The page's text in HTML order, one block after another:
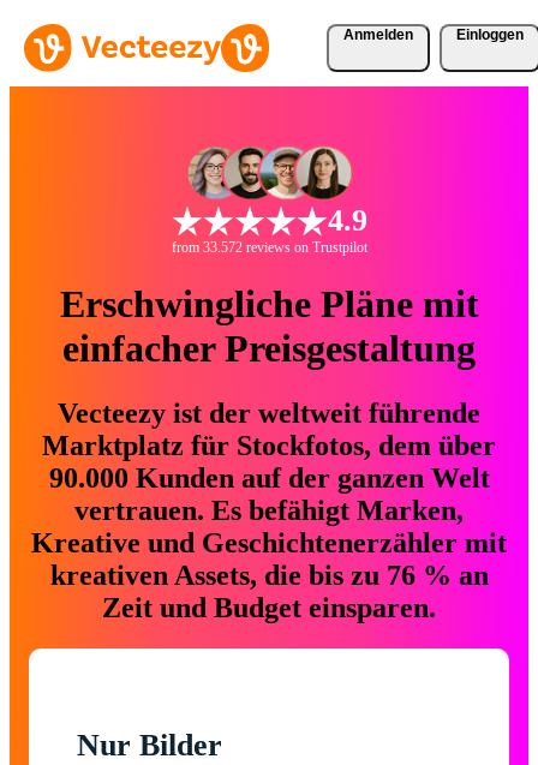
Anmelden Einloggen
4.9
from 33.572 reviews on Trustpilot
Erschwingliche Pläne mit
einfacher Preisgestaltung
Vecteezy ist der weltweit führende
Marktplatz für Stockfotos, dem über
90.000 Kunden auf der ganzen Welt
vertrauen. Es befähigt Marken,
Kreative und Geschichtenerzähler mit
kreativen Assets, die bis zu 76 % an
Zeit und Budget einsparen.
Nur Bilder